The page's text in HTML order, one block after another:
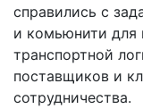
справились с
и комьюнити для
транспортной
поставщиков и
сотрудничества.